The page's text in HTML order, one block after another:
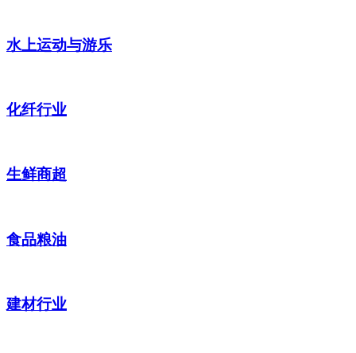
水上运动与游乐
化纤行业
生鲜商超
食品粮油
建材行业